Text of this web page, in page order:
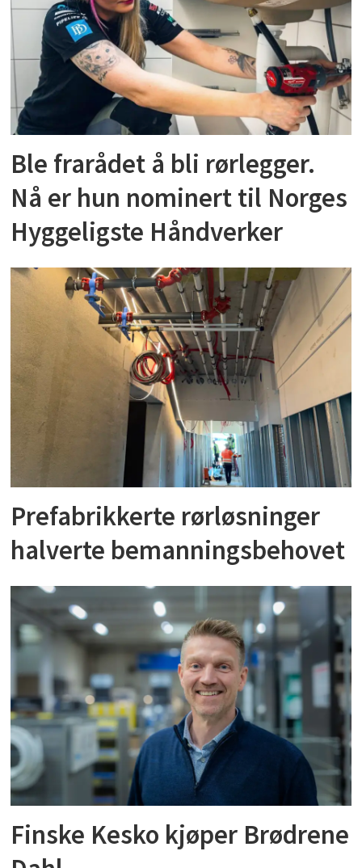
Ble frarådet å bli rørlegger.
Nå er hun nominert til Norges
Hyggeligste Håndverker
Prefabrikkerte rørløsninger
halverte bemanningsbehovet
Finske Kesko kjøper Brødrene